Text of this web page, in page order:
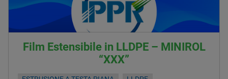
Film Estensibile in LLDPE – MINIROL
“XXX”